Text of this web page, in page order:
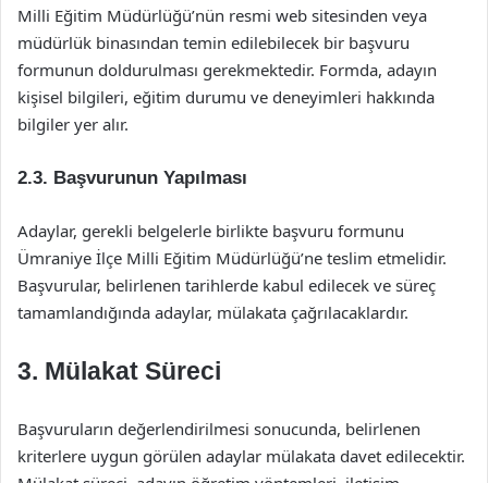
Milli Eğitim Müdürlüğü’nün resmi web sitesinden veya
müdürlük binasından temin edilebilecek bir başvuru
formunun doldurulması gerekmektedir. Formda, adayın
kişisel bilgileri, eğitim durumu ve deneyimleri hakkında
bilgiler yer alır.
2.3. Başvurunun Yapılması
Adaylar, gerekli belgelerle birlikte başvuru formunu
Ümraniye İlçe Milli Eğitim Müdürlüğü’ne teslim etmelidir.
Başvurular, belirlenen tarihlerde kabul edilecek ve süreç
tamamlandığında adaylar, mülakata çağrılacaklardır.
3. Mülakat Süreci
Başvuruların değerlendirilmesi sonucunda, belirlenen
kriterlere uygun görülen adaylar mülakata davet edilecektir.